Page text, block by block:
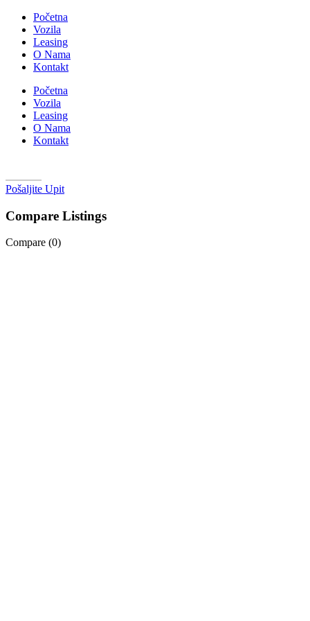
Početna
Vozila
Leasing
O Nama
Kontakt
Početna
Vozila
Leasing
O Nama
Kontakt
Pošaljite Upit
Compare Listings
Compare (0)